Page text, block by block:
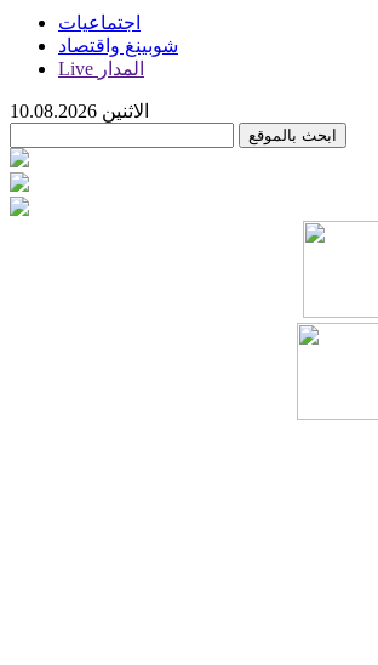
اجتماعيات
شوبينغ واقتصاد
Live المدار